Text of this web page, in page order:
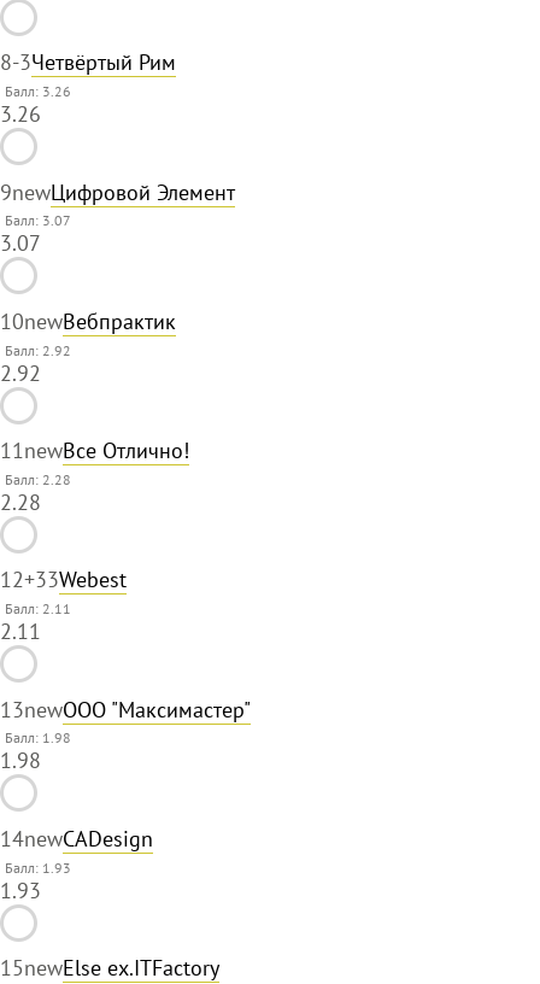
8-3Четвёртый Рим
Балл: 3.26
3.26
9newЦифровой Элемент
Балл: 3.07
3.07
10newВебпрактик
Балл: 2.92
2.92
11newВсе Отлично!
Балл: 2.28
2.28
12+33Webest
Балл: 2.11
2.11
13newООО "Максимастер"
Балл: 1.98
1.98
14newCADesign
Балл: 1.93
1.93
15newElse ex.ITFactory